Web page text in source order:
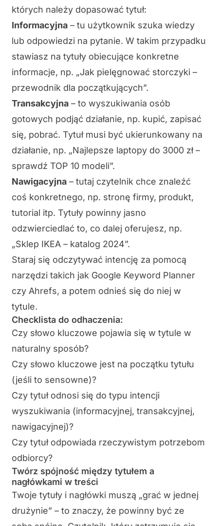
których należy dopasować tytuł:
Informacyjna – tu użytkownik szuka wiedzy
lub odpowiedzi na pytanie. W takim przypadku
stawiasz na tytuły obiecujące konkretne
informacje, np. „Jak pielęgnować storczyki –
przewodnik dla początkujących”.
Transakcyjna – to wyszukiwania osób
gotowych podjąć działanie, np. kupić, zapisać
się, pobrać. Tytuł musi być ukierunkowany na
działanie, np. „Najlepsze laptopy do 3000 zł –
sprawdź TOP 10 modeli”.
Nawigacyjna – tutaj czytelnik chce znaleźć
coś konkretnego, np. stronę firmy, produkt,
tutorial itp. Tytuły powinny jasno
odzwierciedlać to, co dalej oferujesz, np.
„Sklep IKEA – katalog 2024”.
Staraj się odczytywać intencję za pomocą
narzędzi takich jak Google Keyword Planner
czy Ahrefs, a potem odnieś się do niej w
tytule.
Checklista do odhaczenia:
Czy słowo kluczowe pojawia się w tytule w
naturalny sposób?
Czy słowo kluczowe jest na początku tytułu
(jeśli to sensowne)?
Czy tytuł odnosi się do typu intencji
wyszukiwania (informacyjnej, transakcyjnej,
nawigacyjnej)?
Czy tytuł odpowiada rzeczywistym potrzebom
odbiorcy?
Twórz spójność między tytułem a
nagłówkami w treści
Twoje tytuły i nagłówki muszą „grać w jednej
drużynie” – to znaczy, że powinny być ze